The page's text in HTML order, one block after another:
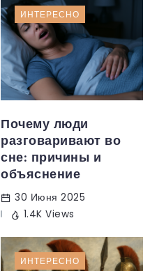
ИНТЕРЕСНО
Почему люди
разговаривают во
сне: причины и
объяснение
30 Июня 2025
1.4K Views
ИНТЕРЕСНО